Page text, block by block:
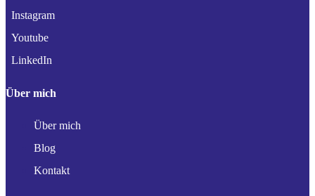
Instagram
Youtube
LinkedIn
Über mich
Über mich
Blog
Kontakt